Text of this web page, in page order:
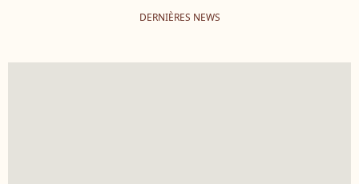
DERNIÈRES NEWS